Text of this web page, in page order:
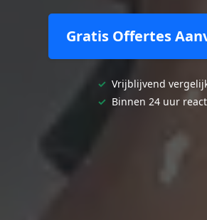
Gratis Offertes
✓ Vrijblijvend
✓ Binnen 24 uur